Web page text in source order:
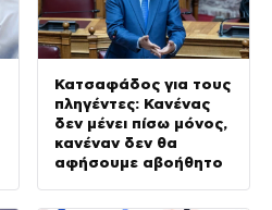
Κατσαφάδος για τους
πληγέντες: Κανένας
δεν μένει πίσω μόνος,
κανέναν δεν θα
αφήσουμε αβοήθητο